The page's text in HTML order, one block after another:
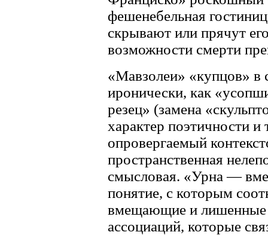
фешенебельная
скрывают или прячут
возможности смерти
«Мавзолеи» «купцов» в
иронически, как
резец» (замена
характер поэтичности
опровергаемый
пространственная
смысловая. «Урна —
понятие, с которым
вмещающие и лишенные
ассоциаций, которые